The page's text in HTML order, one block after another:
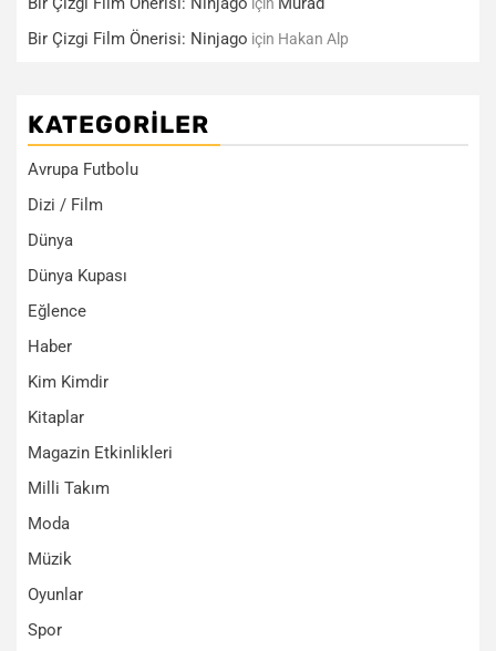
Bir Çizgi Film Önerisi: Ninjago için Hakan Alp
KATEGORILER
Avrupa Futbolu
Dizi / Film
Dünya
Dünya Kupası
Eğlence
Haber
Kim Kimdir
Kitaplar
Magazin Etkinlikleri
Milli Takım
Moda
Müzik
Oyunlar
Spor